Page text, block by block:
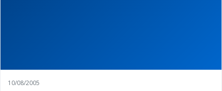
10/08/2005